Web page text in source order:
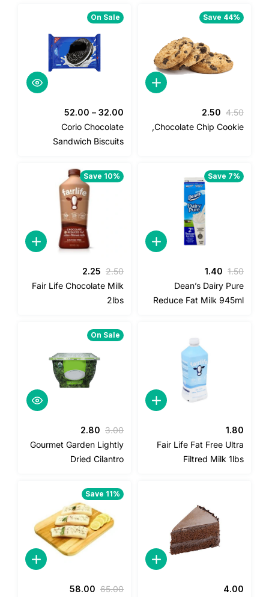
Save 44%
السعر
الأصلي
2.50السعر
الحالي
Chocolate Chip
On Sale
–
52.00
Corio Chocolate
Sandwich Biscuits
Save 7%
السعر
الأصلي
هو:
1.50.
1.40السعر
الحالي
هو:
1.40.
Dean’s Dairy
Reduce Fat Milk
Save 10%
السعر
الأصلي
2.50.
2.25السعر
الحالي
هو:
2.25.
Fair Life Chocolate Milk
Fair Life Fat Free
Filtred Milk
On Sale
السعر
الأصلي
3.00.
2.80السعر
الحالي
هو:
2.80.
Gourmet Garden Lightly
Dried Cilantro
Save 11%
السعر
58.00 السعر